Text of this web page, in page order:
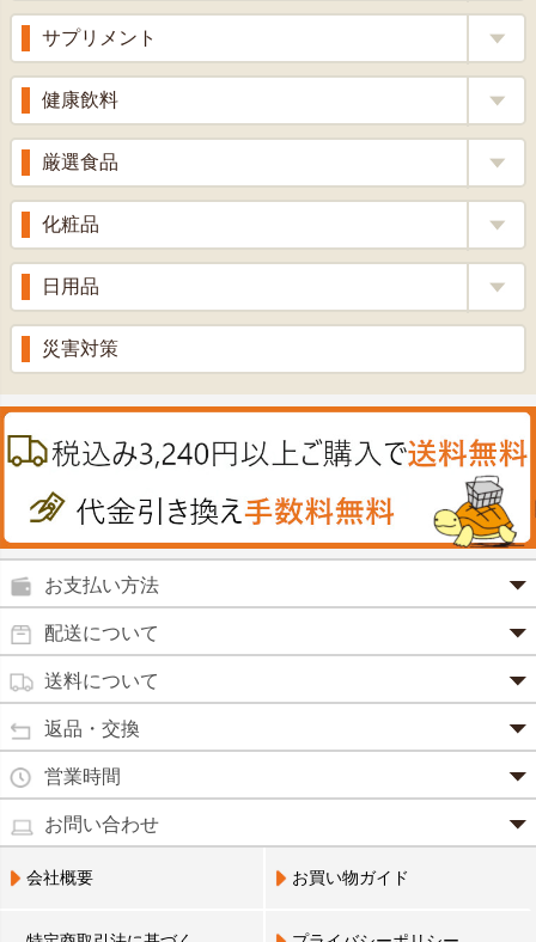
くろ酢
りんご酢
ざくろ酢
梅酢
風邪薬
胃腸薬
整腸薬
解熱鎮痛剤
滋養強壮
消炎鎮痛剤
肌・皮膚のお薬
絆創膏
殺菌消毒液
鼻炎薬
強心剤
目薬
水虫薬
痔の薬
口中薬
尿トラブル
サプリメント
ウコン
乳酸菌
ローヤルゼリー
牡蠣エキス
プラセンタ
肝油
鉄
ノコギリヤシ
グルコサミン
田七人参
イチョウ葉
カルシウム
クロレラ
コラーゲン
ビフィズス
健康飲料
健康茶
漢方茶
青汁・豆乳
甘酒
健康ドリンク
厳選食品
もち麦・十六穀米
生姜
丼の素
のど飴
うどん・そば
喜多方ラーメン
カレー・シチュー
化粧品
美容品
スキンクリーム＆美容パック
ウオッシュ＆ソープ
日用品
入浴剤
災害対策
お支払い方法
クレジットカード(1 回払いのみ)
SSL 認証で暗号化処理していますので、 安心して
ご利用いただけます。
代金引換
宅配員に現金でお支払いください。手数料100円。
3,240円(税込)以上で手数料無料です。※ご注文者
のご住所とお届け先のご住所が 異なる場合はご利
営業員支払い
配送について
商品は日本郵便にて発送致します。
通常2～4営業日以内に発送致します。 メーカー取り寄せ商
品、土日祝日、年末年始、弊社の休業日をはさむ場合は、4
～5営業日以上かかる場合もございます。
(営業日カレンダー参照)
※現在、救急箱・乳製品宅配をご利用のお客様は、担当営業
員によるお届けとさせていただきます。
送料について
通常商品
3,240円（税込）未満・・・
北海道・沖縄800円
送料無料
返品・交換
・お届け商品の交換・返品をご希望の場合は、
週間以内にメールまたはお電話にてご連絡ください。
・お客様のご都合による交換・返品の場合、送料はお客様負
担となります。また返金の際にかかる振込手数料はお客様の
ご負担となります。
営業時間
・営業時間は、9：00～17：00
となっております。（※土日祝祭日を除く）
・お電話でのご連絡は営業時間内にお願い致します。
お問い合わせ
電話でのお問い合わせ(平日9:00～17:00)
0798-33-9985
会社概要 お買い物ガイド